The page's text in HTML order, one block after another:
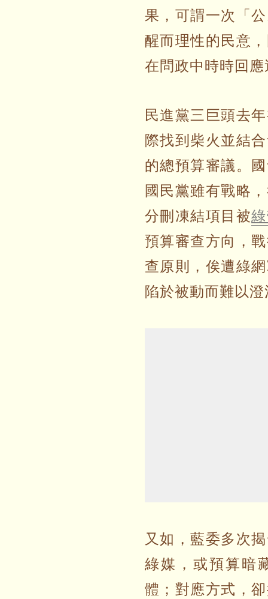
果，可謂一次「
醒而理性的民意
在問政中時時回
民進黨三巨頭去
際找到柴火並結
的總預算審議。
國民黨雖有戰略
分刪凍結項目被
預算審查方向，
查原則，俟遭綠
陷於被動而難以
又如，藍委多次
綠媒，或預算暗
體；對應方式，